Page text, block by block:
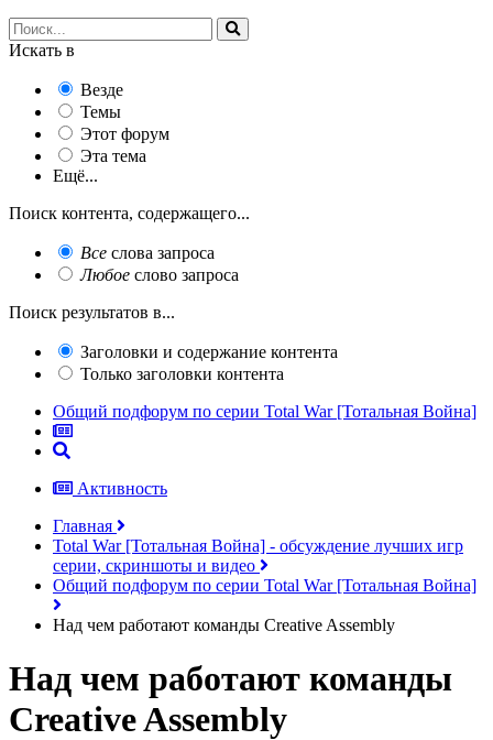
Искать в
Везде
Темы
Этот форум
Эта тема
Ещё...
Поиск контента, содержащего...
Все слова запроса
Любое слово запроса
Поиск результатов в...
Заголовки и содержание контента
Только заголовки контента
Общий подфорум по серии Total War [Тотальная Война]
Активность
Главная
Total War [Тотальная Война] - обсуждение лучших игр
серии, скриншоты и видео
Общий подфорум по серии Total War [Тотальная Война]
Над чем работают команды Creative Assembly
Над чем работают команды
Creative Assembly